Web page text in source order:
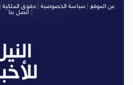
عن الموقع
سياسة الخصوصية حقوق الملكية
اتصل بنا